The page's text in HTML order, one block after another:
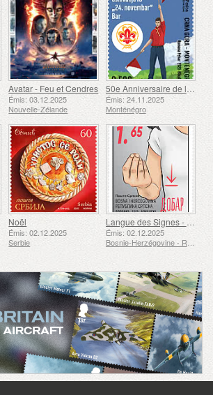
Avatar - Feu et Cendres
Émis: 03.12.2025
Nouvelle-Zélande
50e Anniversaire de la Fondation du Bar Scout du 24 Novembre
Émis: 24.11.2025
Monténégro
Noël
Émis: 02.12.2025
Serbie
Langue des Signes - Bien
Émis: 02.12.2025